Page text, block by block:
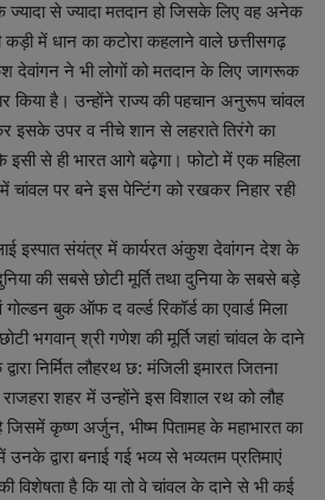
ज्यादा से ज्यादा मतदान हो जिसके लिए वह अनेक
में धान का कटोरा कहलाने वाले छत्तीसगढ़
देवांगन ने भी लोगों को मतदान के लिए जागरूक
किया है। उन्होंने राज्य की पहचान अनुरूप चांवल
इसके उपर व नीचे शान से लहराते तिरंगे का
इसी से ही भारत आगे बढ़ेगा। फोटो में एक महिला
पर बने इस पेन्टिंग को रखकर निहार रही
संयंत्र में कार्यरत अंकुश देवांगन देश के
की सबसे छोटी मूर्ति तथा दुनिया के सबसे बड़े
बुक ऑफ द वर्ल्ड रिकॉर्ड का एवार्ड मिला
भगवान् श्री गणेश की मूर्ति जहां चांवल के दाने
निर्मित लौहरथ छ: मंजिली इमारत जितना
शहर में उन्होंने इस विशाल रथ को लौह
कृष्ण अर्जुन, भीष्म पितामह के महाभारत का
द्वारा बनाई गई भव्य से भव्यतम प्रतिमाएं
विशेषता है कि या तो वे चांवल के दाने से भी कई